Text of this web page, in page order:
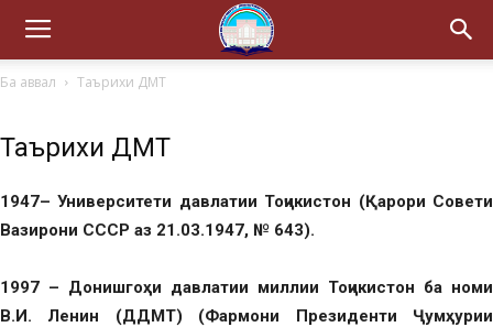
Ба аввал Таърихи ДМТ
Таърихи ДМТ
1947– Университети давлатии Тоҷикистон (Қарори Совети
Вазирони СССР аз 21.03.1947, № 643).
1997 – Донишгоҳи давлатии миллии Тоҷикистон ба номи
В.И. Ленин
(ДДМТ) (Фармони Президенти Ҷумҳурии